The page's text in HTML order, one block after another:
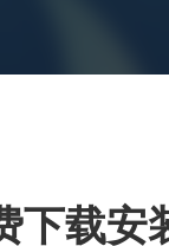
下载安